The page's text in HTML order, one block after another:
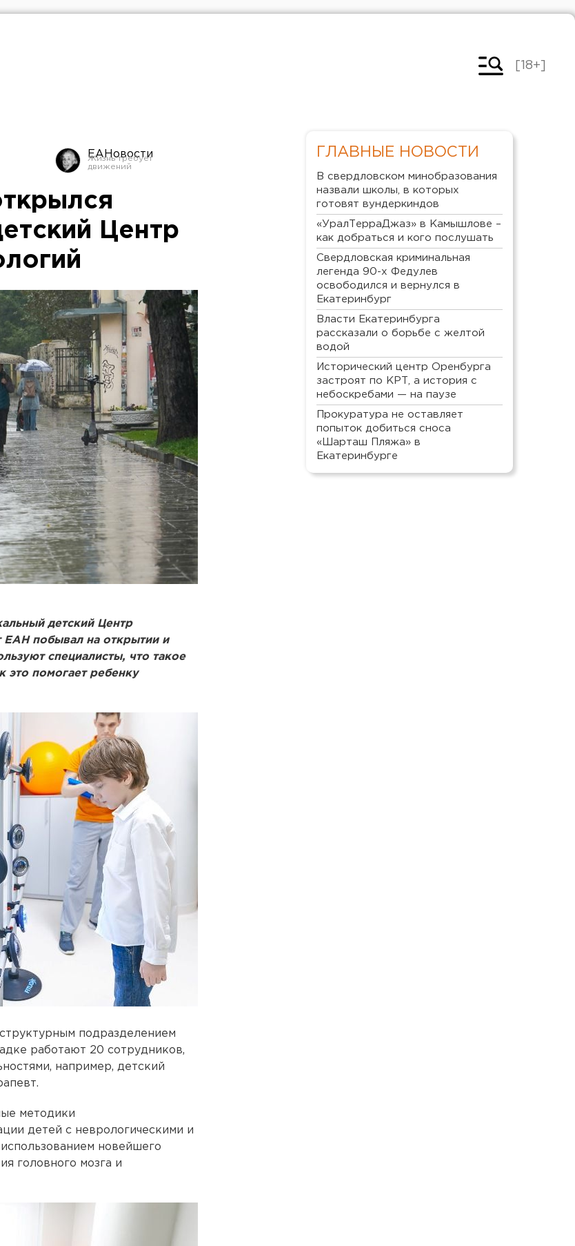
[18+]
ЕАНовости
Центр
детский Центр
ЕАН побывал на открытии и
специалисты, что такое
это помогает ребенку
подразделением
работают 20 сотрудников,
например, детский
методики
детей с неврологическими и
новейшего
головного мозга и
ГЛАВНЫЕ НОВОСТИ
В свердловском минобразования
назвали школы, в которых
готовят вундеркиндов
«УралТерраДжаз» в Камышлове –
как добраться и кого послушать
Свердловская криминальная
легенда 90-х Федулев
освободился и вернулся в
Екатеринбург
Власти Екатеринбурга
рассказали о борьбе с желтой
водой
Исторический центр Оренбурга
застроят по КРТ, а история с
небоскребами — на паузе
Прокуратура не оставляет
попыток добиться сноса
«Шарташ Пляжа» в
Екатеринбурге